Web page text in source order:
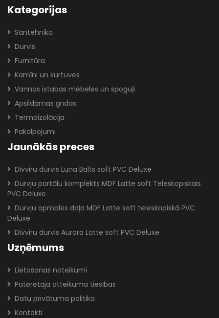
Kategorijas
Santehnika
Durvis
Furnitūra
Kamīni un kurtuves
Vannas istabas mēbeles un spoguļi
Apsildāmās grīdas
Termoizolācija
Pakalpojumi
Jaunākās preces
Divviru durvis Luna Balts soft PVC Deluxe
Durvju portālu komplekts MDF Latte soft Teleskopiskais
PVC Deluxe
Durvju apmales daļa MDF Latte soft teleskopiskā PVC
Deluxe
Divviru durvis Aurora Latte soft PVC Deluxe
Uzņēmums
Lietošanas noteikumi
Patērētāja atteikuma tiesības
Datu privātuma politika
Kontakti